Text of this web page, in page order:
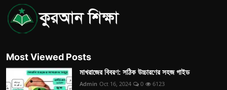
Most Viewed Posts
মাখরাজের বিবরণ: সঠিক উচ্চারণের সহজ গাইড
Admin Oct 16, 2024 0 6123